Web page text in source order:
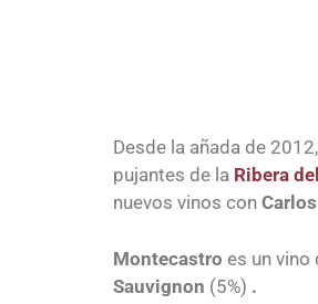
Desde la añada de
pujantes de la Ribera
nuevos vinos con
Montecastro es un vino
Sauvignon (5%) .